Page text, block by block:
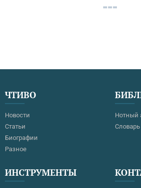
ЧТИВО
Новости
Статьи
Биографии
Разное
Нотный
Словарь
ИНСТРУМЕНТЫ